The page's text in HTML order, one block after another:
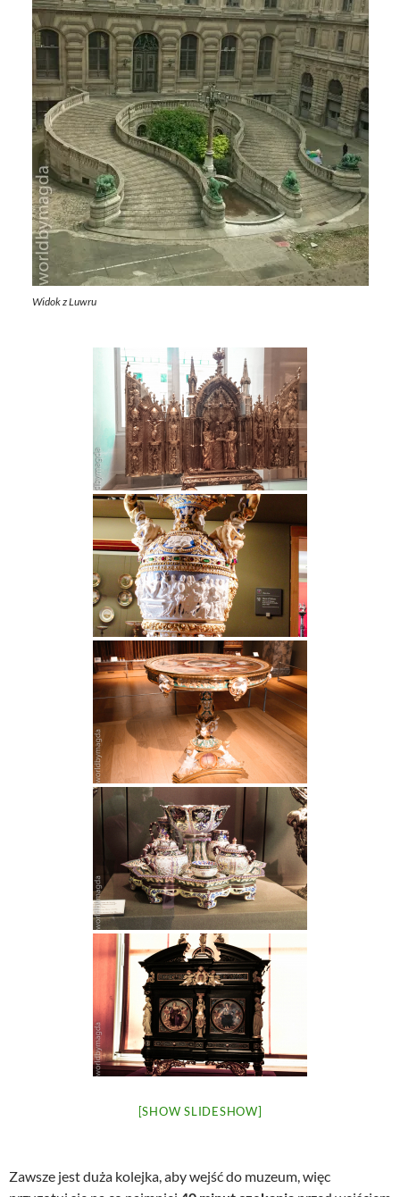
Widok z Luwru
[SHOW SLIDESHOW]
Zawsze jest duża kolejka, aby wejść do muzeum, więc